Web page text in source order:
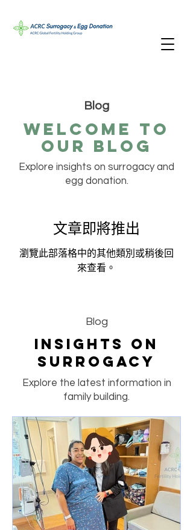
Blog
Welcome TO
oUR bLOG
Explore insights on surrogacy and
egg donation.
文章即將推出
瀏覽此部落格中的其他類別或稍後回
來查看。
Blog
Insights on
Surrogacy
Explore the latest information in
family building.